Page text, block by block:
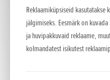
Reklaamiküpsiseid kasutatakse
jälgimiseks. Eesmärk on
ja huvipakkuvaid reklaame,
kolmandatest isikutest